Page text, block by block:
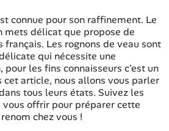
connue pour son raffinement. Le
mets délicat que propose de
Les rognons de veau sont
qui nécessite une
pour les fins connaisseurs c'est un
article, nous allons vous parler
tous leurs états. Suivez les
offrir pour préparer cette
chez vous !